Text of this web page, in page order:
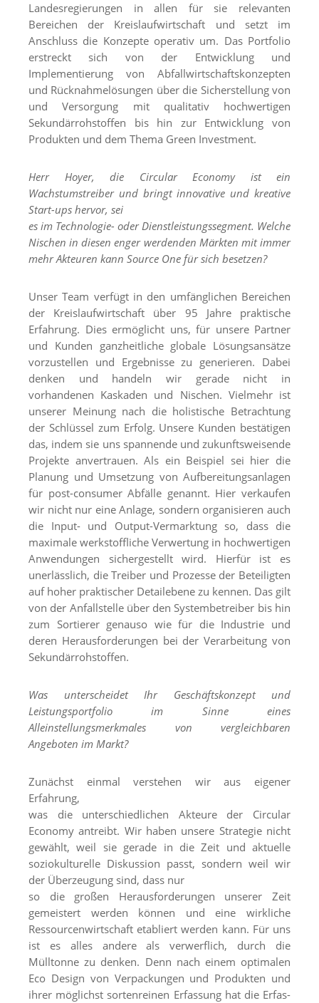
Landesregierungen in allen für sie relevanten
Bereichen der Kreislaufwirtschaft und setzt im
Anschluss die Konzepte operativ um. Das Portfolio
erstreckt sich von der Entwicklung und
Implementierung von Abfallwirtschaftskonzepten
und Rücknahmelösungen über die Sicherstellung von
und Versorgung mit qualitativ hochwertigen
Sekundärrohstoffen bis hin zur Entwicklung von
Produkten und dem Thema Green Investment.
Herr Hoyer, die Circular Economy ist ein
Wachstumstreiber und bringt innovative und kreative
Start-ups hervor, sei
es im Technologie- oder Dienstleistungssegment. Welche
Nischen in diesen enger werdenden Märkten mit immer
mehr Akteuren kann Source One für sich besetzen?
Unser Team verfügt in den umfänglichen Bereichen
der Kreislaufwirtschaft über 95 Jahre praktische
Erfahrung. Dies ermöglicht uns, für unsere Partner
und Kunden ganzheitliche globale Lösungsansätze
vorzustellen und Ergebnisse zu generieren. Dabei
denken und handeln wir gerade nicht in
vorhandenen Kaskaden und Nischen. Vielmehr ist
unserer Meinung nach die holistische Betrachtung
der Schlüssel zum Erfolg. Unsere Kunden bestätigen
das, indem sie uns spannende und zukunftsweisende
Projekte anvertrauen. Als ein Beispiel sei hier die
Planung und Umsetzung von Aufbereitungsanlagen
für post-consumer Abfälle genannt. Hier verkaufen
wir nicht nur eine Anlage, sondern organisieren auch
die Input- und Output-Vermarktung so, dass die
maximale werkstoffliche Verwertung in hochwertigen
Anwendungen sichergestellt wird. Hierfür ist es
unerlässlich, die Treiber und Prozesse der Beteiligten
auf hoher praktischer Detailebene zu kennen. Das gilt
von der Anfallstelle über den Systembetreiber bis hin
zum Sortierer genauso wie für die Industrie und
deren Herausforderungen bei der Verarbeitung von
Sekundärrohstoffen.
Was unterscheidet Ihr Geschäftskonzept und
Leistungsportfolio im Sinne eines
Alleinstellungsmerkmales von vergleichbaren
Angeboten im Markt?
Zunächst einmal verstehen wir aus eigener
Erfahrung,
was die unterschiedlichen Akteure der Circular
Economy antreibt. Wir haben unsere Strategie nicht
gewählt, weil sie gerade in die Zeit und aktuelle
soziokulturelle Diskussion passt, sondern weil wir
der Überzeugung sind, dass nur
so die großen Herausforderungen unserer Zeit
gemeistert werden können und eine wirkliche
Ressourcenwirtschaft etabliert werden kann. Für uns
ist es alles andere als verwerflich, durch die
Mülltonne zu denken. Denn nach einem optimalen
Eco Design von Verpackungen und Produkten und
ihrer möglichst sortenreinen Erfassung hat die Erfas-